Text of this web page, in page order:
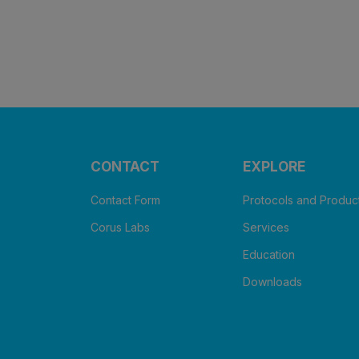
CONTACT
Contact Form
Corus Labs
EXPLORE
Protocols and
Services
Education
Downloads